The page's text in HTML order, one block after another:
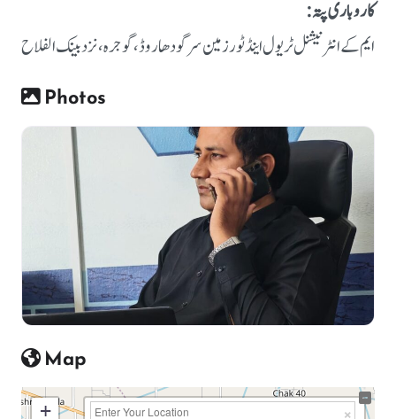
کاروباری پتہ:
ایم کے انٹرنیشنل ٹریول اینڈ ٹورزمین سرگودھا روڈ، گوجرہ، نزد بینک الفلاح
Photos
Map
+